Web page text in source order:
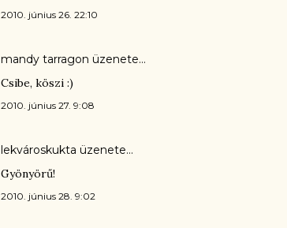
2010. június 26. 22:10
mandy tarragon üzenete…
Csibe, köszi :)
2010. június 27. 9:08
lekvároskukta üzenete…
Gyönyörű!
2010. június 28. 9:02